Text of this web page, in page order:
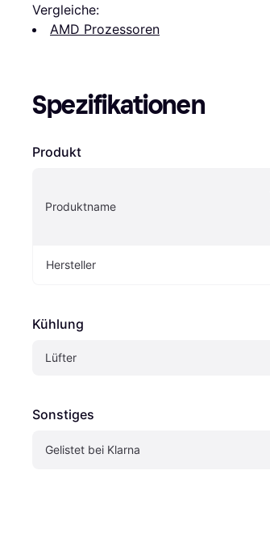
Vergleiche:
AMD Prozessoren
Spezifikationen
Produkt
Produktname
Hersteller
Kühlung
Lüfter
Sonstiges
Gelistet bei Klarna